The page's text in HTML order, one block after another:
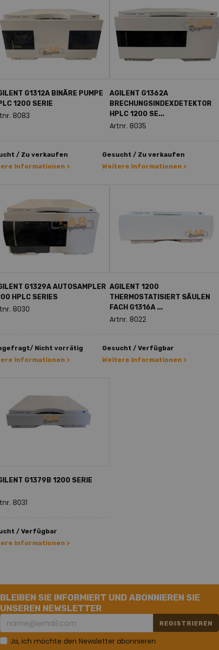
G1312A BINÄRE PUMPE
1200 SERIE
8083
/ Zu verkaufen
Informationen >
AGILENT G1362A
BRECHUNGSINDEXDETEKTOR
HPLC 1200 SE...
Artnr. 8035
Gesucht / Zu verkaufen
Weitere Informationen >
G1329A AUTOSAMPLER
HPLC SERIES
8030
Nicht vorrätig
Informationen >
AGILENT 1200
THERMOSTATISIERT SÄULEN
FACH G1316A ...
Artnr. 8022
Gesucht / Verfügbar
Weitere Informationen >
G1379B 1200 SERIE
8031
/ Verfügbar
Informationen >
BLEIBEN SIE INFORMIERT UND ABONNIEREN SIE
UNSEREN NEWSLETTER
REGISTRIEREN
Ja, ich möchte den Newsletter abonnieren